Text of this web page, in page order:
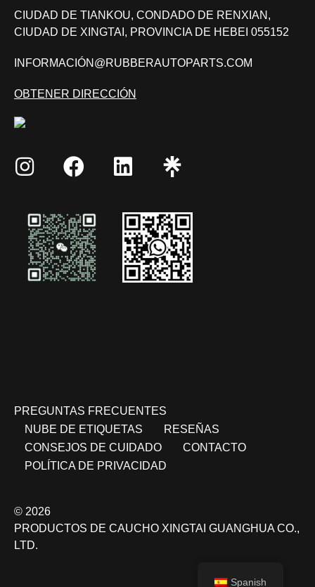
CIUDAD DE TIANKOU, CONDADO DE RENXIAN,
CIUDAD DE XINGTAI, PROVINCIA DE HEBEI 055152
INFORMACIÓN@RUBBERAUTOPARTS.COM
OBTENER DIRECCIÓN
PREGUNTAS FRECUENTES
NUBE DE ETIQUETAS
RESEÑAS
CONSEJOS DE CUIDADO
CONTACTO
POLÍTICA DE PRIVACIDAD
© 2026
PRODUCTOS DE CAUCHO XINGTAI GUANGHUA CO.,
LTD.
Spanish